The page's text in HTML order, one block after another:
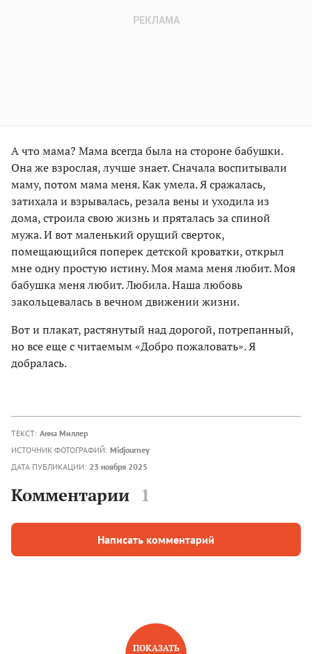
А что мама? Мама всегда была на стороне бабушки.
Она же взрослая, лучше знает. Сначала воспитывали
маму, потом мама меня. Как умела. Я сражалась,
затихала и взрывалась, резала вены и уходила из
дома, строила свою жизнь и пряталась за спиной
мужа. И вот маленький орущий сверток,
помещающийся поперек детской кроватки, открыл
мне одну простую истину. Моя мама меня любит. Моя
бабушка меня любит. Любила. Наша любовь
закольцевалась в вечном движении жизни.
Вот и плакат, растянутый над дорогой, потрепанный,
но все еще с читаемым «Добро пожаловать». Я
добралась.
ТЕКСТ: Анна Миллер
ИСТОЧНИК ФОТОГРАФИЙ: Midjourney
ДАТА ПУБЛИКАЦИИ: 23 ноября 2025
Комментарии 1
Написать комментарий
ПОКАЗАТЬ